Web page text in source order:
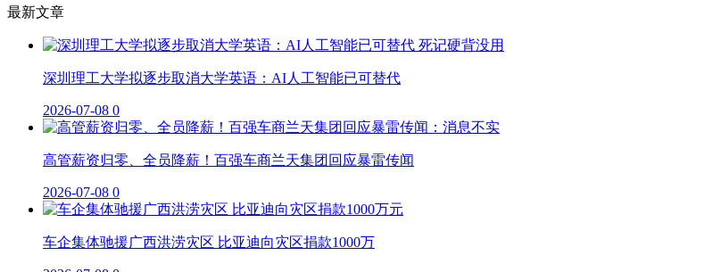
最新文章
深圳理工大学拟逐步取消大学英语：AI人工智能已可替代
2026-07-08 0
高管薪资归零、全员降薪！百强车商兰天集团回应暴雷传闻
2026-07-08 0
车企集体驰援广西洪涝灾区 比亚迪向灾区捐款1000万